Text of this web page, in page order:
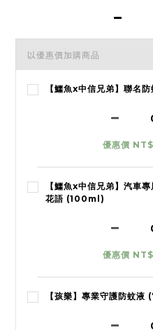
以優惠價加購商品
【鱷魚x中信兄弟】聯名
優惠價
【鱷魚x中信兄弟】汽車
花語 (100ml)
優惠價
【孩樂】專業守護防蚊